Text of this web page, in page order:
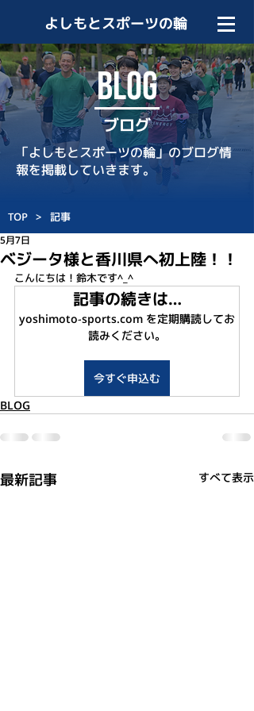
よしもとスポーツの輪
BLOG
ブログ
「よしもとスポーツの輪」のブログ情
報を掲載していきます。
TOP > 記事
ベジータ様と香川県へ初上陸！！
5月7日
こんにちは！鈴木です^_^
記事の続きは…
yoshimoto-sports.com を定期購読してお
読みください。
今すぐ申込む
BLOG
最新記事 すべて表示